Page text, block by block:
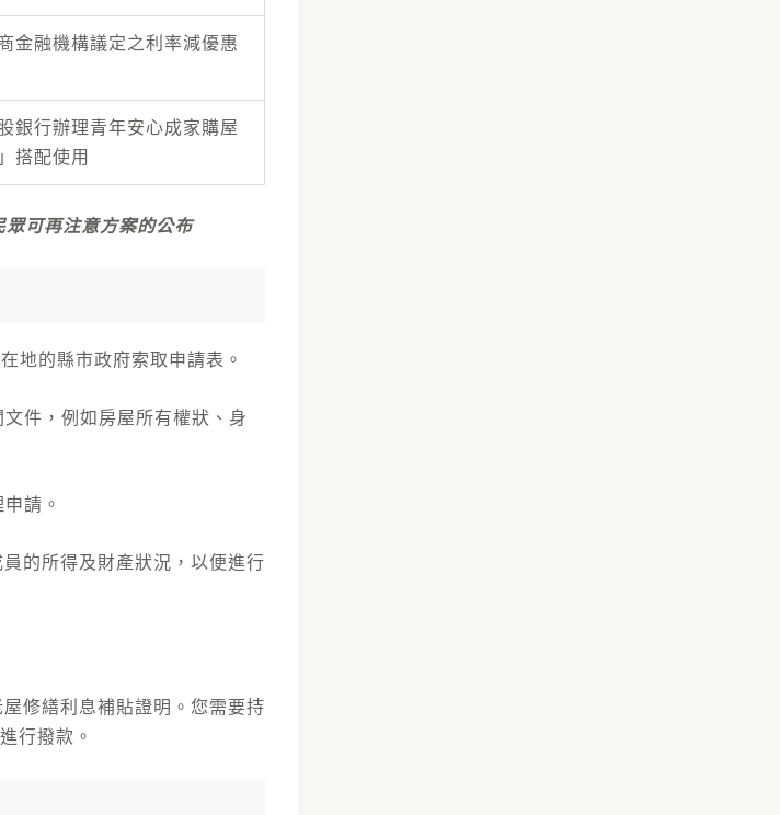
金融機構議定之利率減優惠
銀行辦理青年安心成家購屋
搭配使用
可再注意方案的公布
地的縣市政府索取申請表。
件，例如房屋所有權狀、身
請。
的所得及財產狀況，以便進行
修繕利息補貼證明。您需要持
行撥款。